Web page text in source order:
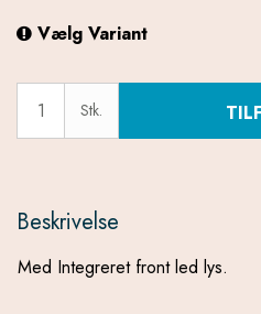
Vælg Variant
Stk.
Beskrivelse
Med Integreret front led lys.